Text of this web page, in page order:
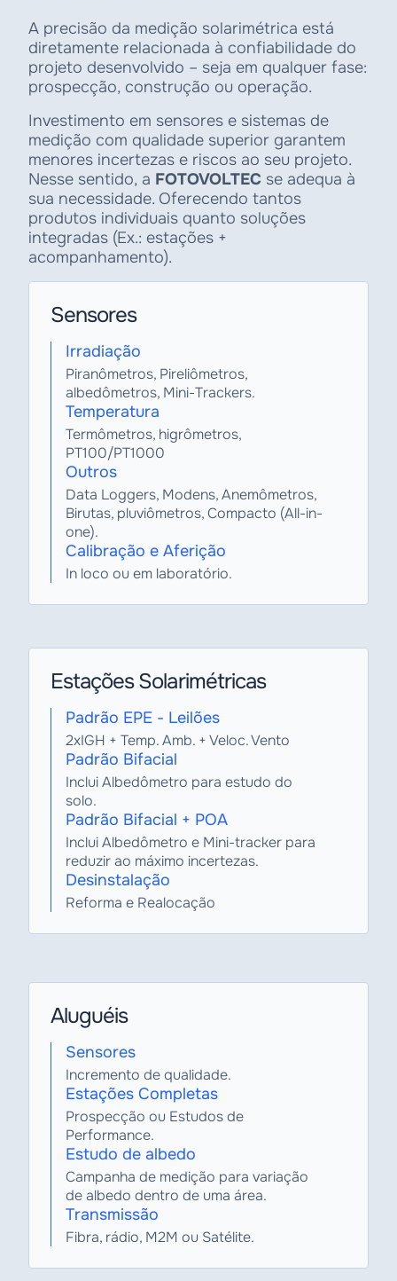
A precisão da medição solarimétrica está
diretamente relacionada à confiabilidade do
projeto desenvolvido – seja em qualquer fase:
prospecção, construção ou operação.
Investimento em sensores e sistemas de
medição com qualidade superior garantem
menores incertezas e riscos ao seu projeto.
Nesse sentido, a FOTOVOLTEC se adequa à
sua necessidade. Oferecendo tantos
produtos individuais quanto soluções
integradas (Ex.: estações +
acompanhamento).
Sensores
Irradiação
Piranômetros, Pireliômetros,
albedômetros, Mini-Trackers.
Temperatura
Termômetros, higrômetros,
PT100/PT1000
Outros
Data Loggers, Modens, Anemômetros,
Birutas, pluviômetros, Compacto (All-in-
one).
Calibração e Aferição
In loco ou em laboratório.
Estações Solarimétricas
Padrão EPE - Leilões
2xIGH + Temp. Amb. + Veloc. Vento
Padrão Bifacial
Inclui Albedômetro para estudo do
solo.
Padrão Bifacial + POA
Inclui Albedômetro e Mini-tracker para
reduzir ao máximo incertezas.
Desinstalação
Reforma e Realocação
Aluguéis
Sensores
Incremento de qualidade.
Estações Completas
Prospecção ou Estudos de
Performance.
Estudo de albedo
Campanha de medição para variação
de albedo dentro de uma área.
Transmissão
Fibra, rádio, M2M ou Satélite.